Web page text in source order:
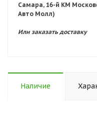
Самара, 16-й КМ
Авто Молл)
Или заказать доставку
Наличие